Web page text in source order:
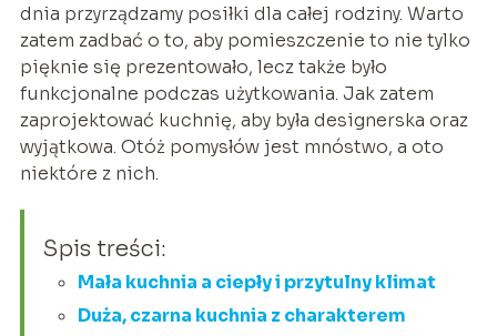
dnia przyrządzamy posiłki dla całej rodziny. Warto
zatem zadbać o to, aby pomieszczenie to nie tylko
pięknie się prezentowało, lecz także było
funkcjonalne podczas użytkowania. Jak zatem
zaprojektować kuchnię, aby była designerska oraz
wyjątkowa. Otóż pomysłów jest mnóstwo, a oto
niektóre z nich.
Spis treści:
Mała kuchnia a ciepły i przytulny klimat
Duża, czarna kuchnia z charakterem